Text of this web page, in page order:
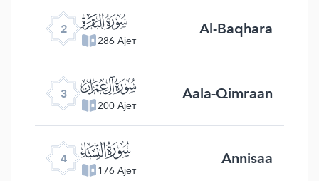
2 ﮎ
286 Ајет Al-Baqhara
3 ﮏ
200 Ајет Aala-Qimraan
4 ﮐ
176 Ајет Annisaa